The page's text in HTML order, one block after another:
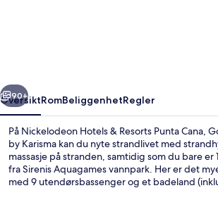
Gourmet
All
Inclusive
by
Karisma
Neste
90+
OversiktRomBeliggenhetRegler
På Nickelodeon Hotels & Resorts Punta Cana,
by Karisma kan du nyte strandlivet med
massasje på stranden, samtidig som du bare
fra Sirenis Aquagames vannpark. Her er det
med 9 utendørsbassenger og et badeland